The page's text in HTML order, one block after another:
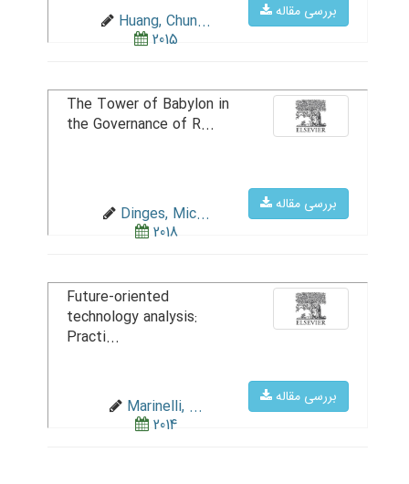
بررسی مقاله
Huang, Chun...
2015
بررسی مقاله
The Tower of Babylon in
the Governance of R...
Dinges, Mic...
2018
بررسی مقاله
Future-oriented
technology analysis:
Practi...
Marinelli, ...
2014